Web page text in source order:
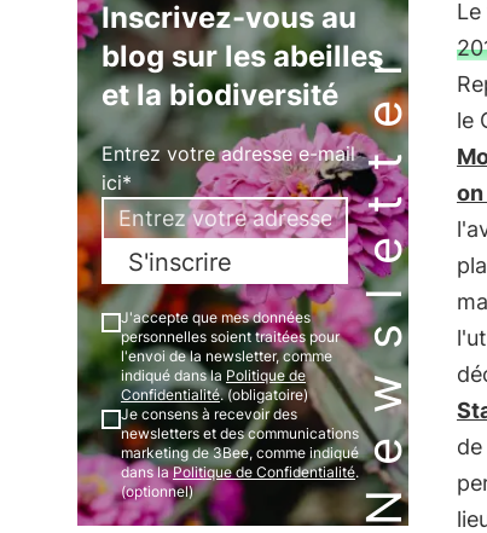
Newsletter
Inscrivez-vous au
blog sur les abeilles
et la biodiversité
Entrez votre adresse e-mail
ici*
S'inscrire
J'accepte que mes données
personnelles soient traitées pour
l'envoi de la newsletter, comme
indiqué dans la Politique de
Confidentialité. (obligatoire)
Je consens à recevoir des
newsletters et des communications
marketing de 3Bee, comme indiqué
dans laPolitique de Confidentialité.
(optionnel)
le
de